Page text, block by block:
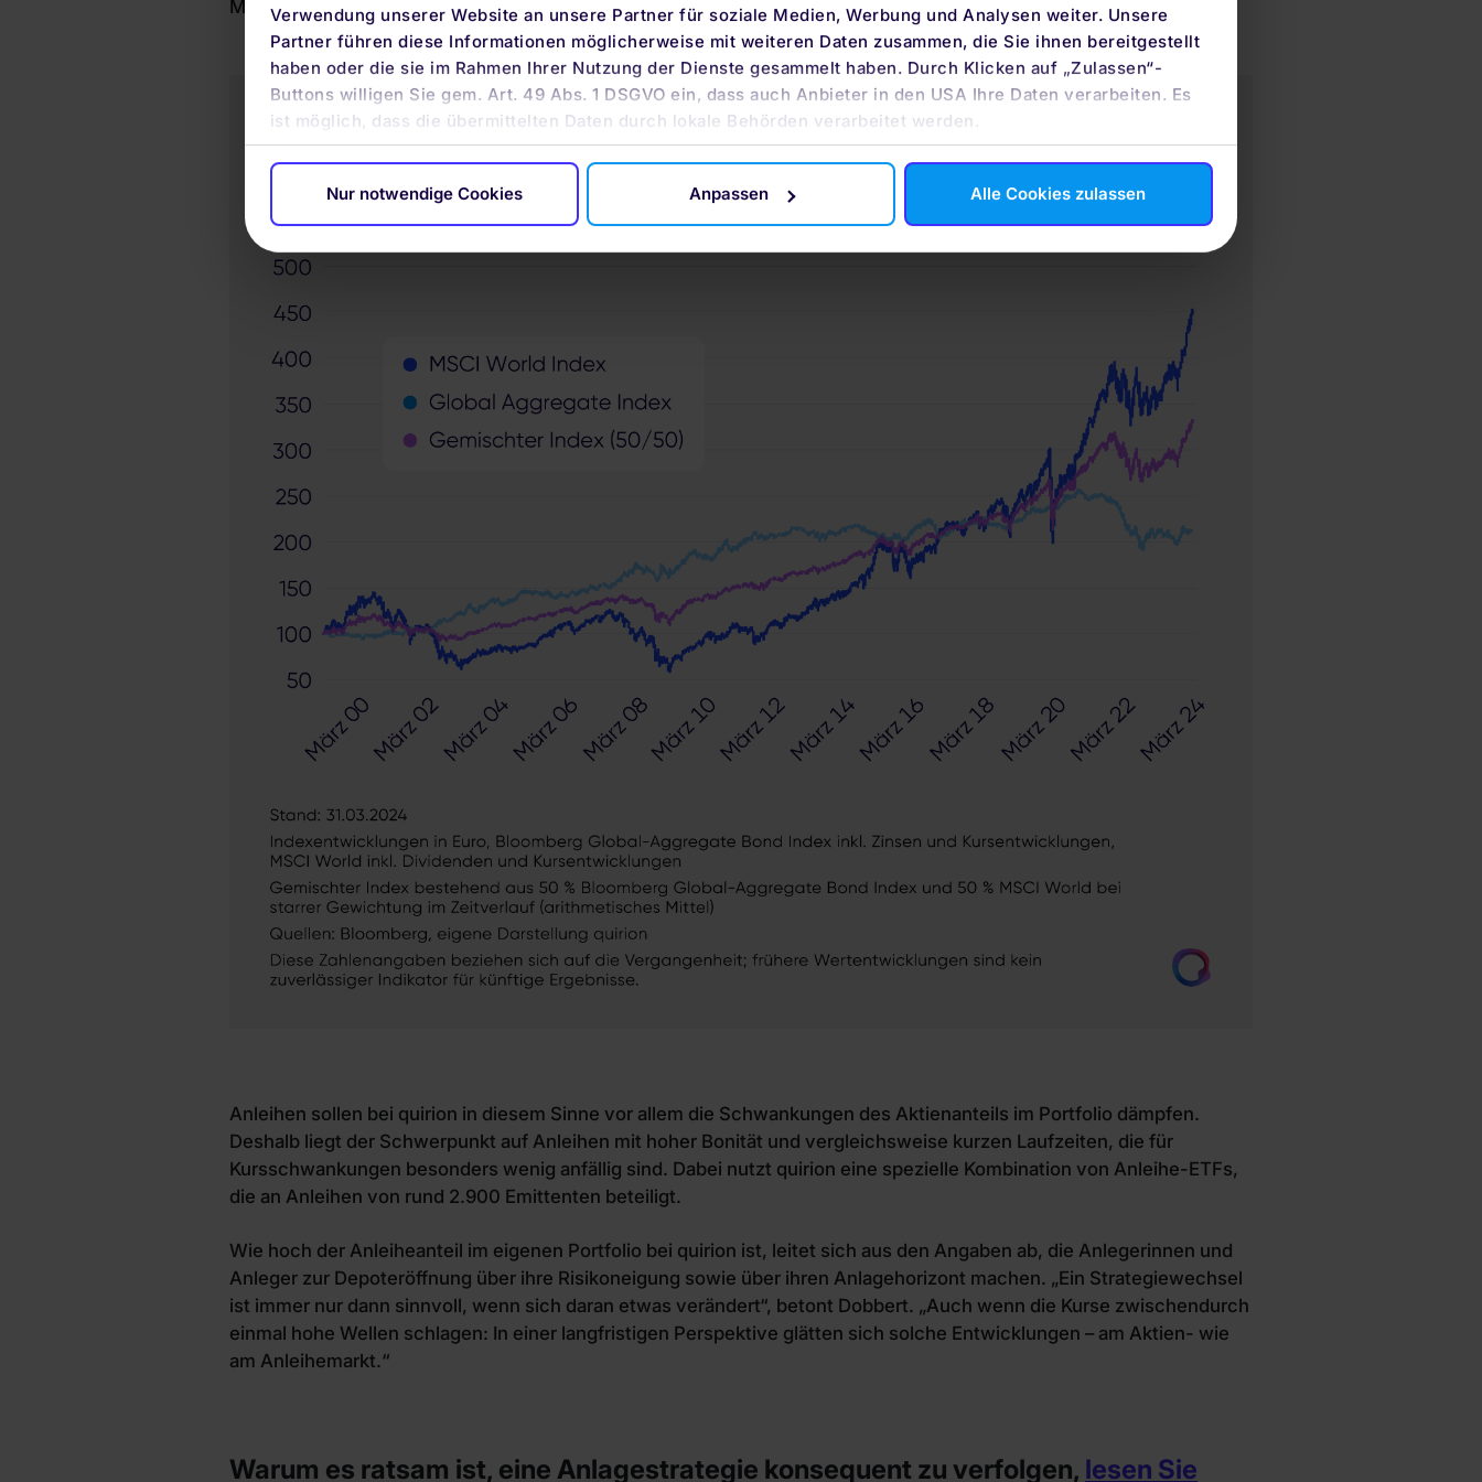
Verwendung unserer Website an unsere Partner für soziale Medien, Werbung und Analysen weiter. Unsere
Partner führen diese Informationen möglicherweise mit weiteren Daten zusammen, die Sie ihnen bereitgestellt
haben oder die sie im Rahmen Ihrer Nutzung der Dienste gesammelt haben. Durch Klicken auf „Zulassen“-
Buttons willigen Sie gem. Art. 49 Abs. 1 DSGVO ein, dass auch Anbieter in den USA Ihre Daten verarbeiten. Es
ist möglich, dass die übermittelten Daten durch lokale Behörden verarbeitet werden.
Nur notwendige Cookies Anpassen Alle Cookies zulassen
MSCI World, des Anleiheindex Bloomberg Global Aggregate und einer Mischung aus beiden vor Augen führen.
Anleihen sollen bei quirion in diesem Sinne vor allem die Schwankungen des Aktienanteils im Portfolio dämpfen.
Deshalb liegt der Schwerpunkt auf Anleihen mit hoher Bonität und vergleichsweise kurzen Laufzeiten, die für
Kursschwankungen besonders wenig anfällig sind. Dabei nutzt quirion eine spezielle Kombination von Anleihe-ETFs,
die an Anleihen von rund 2.900 Emittenten beteiligt.
Wie hoch der Anleiheanteil im eigenen Portfolio bei quirion ist, leitet sich aus den Angaben ab, die Anlegerinnen und
Anleger zur Depoteröffnung über ihre Risikoneigung sowie über ihren Anlagehorizont machen. „Ein Strategiewechsel
ist immer nur dann sinnvoll, wenn sich daran etwas verändert“, betont Dobbert. „Auch wenn die Kurse zwischendurch
einmal hohe Wellen schlagen: In einer langfristigen Perspektive glätten sich solche Entwicklungen – am Aktien- wie
am Anleihemarkt.“
Warum es ratsam ist, eine Anlagestrategie konsequent zu verfolgen, lesen Sie